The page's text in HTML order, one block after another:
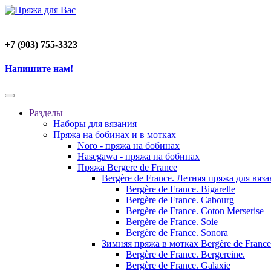
+7 (903) 755-3323
Напишите нам!
Разделы
Наборы для вязания
Пряжа на бобинах и в мотках
Noro - пряжа на бобинах
Hasegawa - пряжа на бобинах
Пряжа Bergere de France
Bergère de France. Летняя пряжа для
Bergère de France. Bigarelle
Bergère de France. Cabourg
Bergère de France. Coton Merserise
Bergère de France. Soie
Bergère de France. Sonora
Зимняя пряжа в мотках Bergère de France
Bergère de France. Bergereine.
Bergère de France. Galaxie